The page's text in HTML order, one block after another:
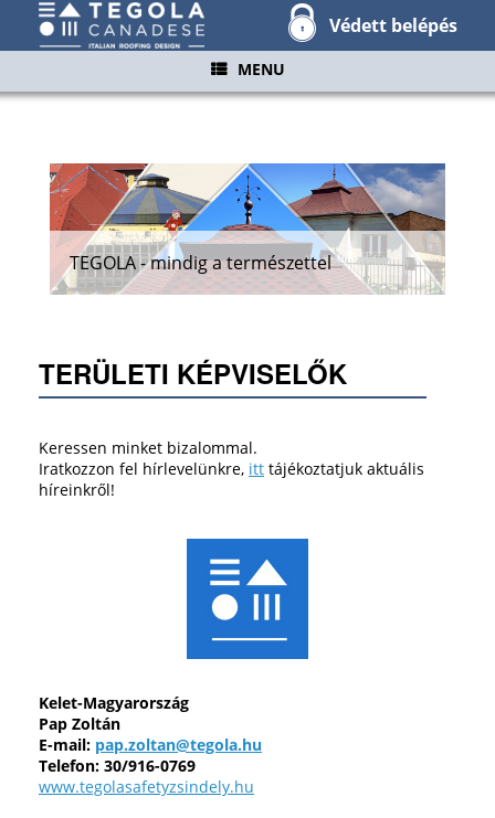
Védett belépés
MENU
TEGOLA - mindig a természettel
TERÜLETI KÉPVISELŐK
Keressen minket bizalommal.
Iratkozzon fel hírlevelünkre, itt tájékoztatjuk aktuális
híreinkről!
Kelet-Magyarország
Pap Zoltán
E-mail: pap.zoltan@tegola.hu
Telefon: 30/916-0769
www.tegolasafetyzsindely.hu